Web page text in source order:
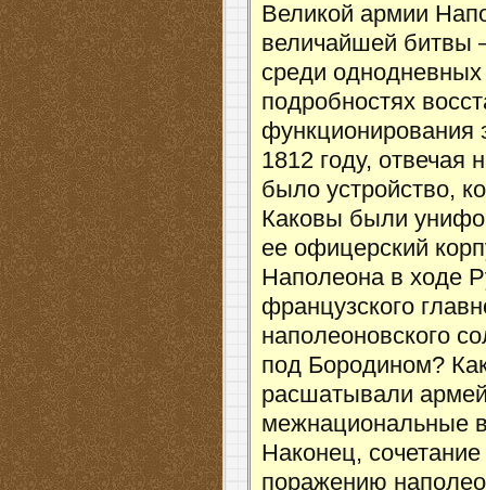
Великой армии
величайшей битвы
среди
подробностях
1812 году,
было устройство,
Каковы были
ее офицерский
Наполеона в ходе
французского
наполеоновского
под Бородином?
расшатывали
межнациональные
Наконец,
поражению